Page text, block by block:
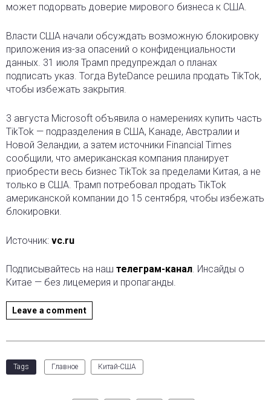
может подорвать доверие мирового бизнеса к США.
Власти США начали обсуждать возможную блокировку
приложения из-за опасений о конфиденциальности
данных. 31 июля Трамп предупреждал о планах
подписать указ. Тогда ByteDance решила продать TikTok,
чтобы избежать закрытия.
3 августа Microsoft объявила о намерениях купить часть
TikTok — подразделения в США, Канаде, Австралии и
Новой Зеландии, а затем источники Financial Times
сообщили, что американская компания планирует
приобрести весь бизнес TikTok за пределами Китая, а не
только в США. Трамп потребовал продать TikTok
американской компании до 15 сентября, чтобы избежать
блокировки.
Источник: vc.ru
Подписывайтесь на наш телеграм-канал. Инсайды о
Китае — без лицемерия и пропаганды.
Leave a comment
Tags Главное Китай-США